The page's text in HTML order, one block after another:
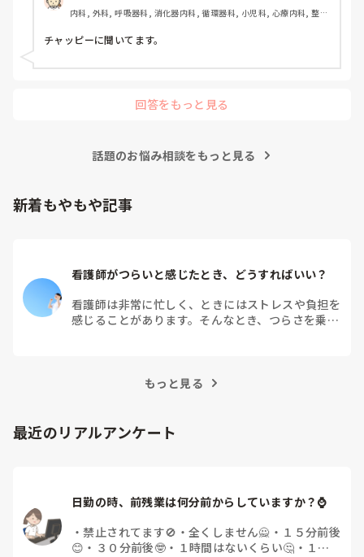
内科, 外科, 呼吸器科, 消化器内科, 循環器科, 小児科, 心療内科, 整形
合診療科, 救急科, 超急性期, ICU, CCU, HCU, その他の科, ママナー
ス, 外来, 神経内科, 脳神経外科, NICU, 消化器外科, 一般病院, 慢性
チャッピーに聞いてます。
回答をもっと見る
話題のお悩み相談をもっと見る
新着もやもや記事
看護師がつらいと感じたとき、どうすればいい？
看護師は非常に忙しく、ときにはストレスや負担を
感じることがあります。そんなとき、つらさを乗り
もっと見る
最近のリアルアンケート
日勤の時、前残業は何分前からしていますか？⌚
・禁止されてます🚫 ・ 全くしません🙅 ・ １５分前後
😊 ・ ３０分前後🤓 ・ １時間はないくらい🤔 ・ １時